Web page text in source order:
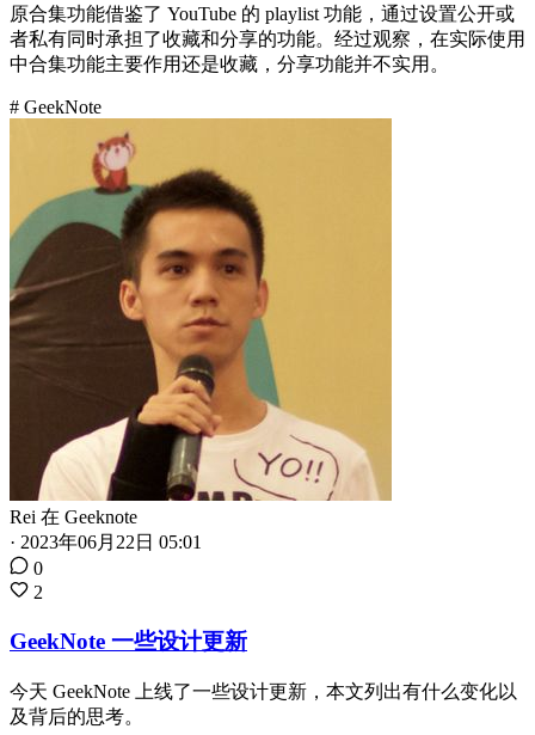
原合集功能借鉴了 YouTube 的 playlist 功能，通过设置公开或
者私有同时承担了收藏和分享的功能。经过观察，在实际使用
中合集功能主要作用还是收藏，分享功能并不实用。
# GeekNote
Rei 在 Geeknote
· 2023年06月22日 05:01
0
2
GeekNote 一些设计更新
今天 GeekNote 上线了一些设计更新，本文列出有什么变化以
及背后的思考。